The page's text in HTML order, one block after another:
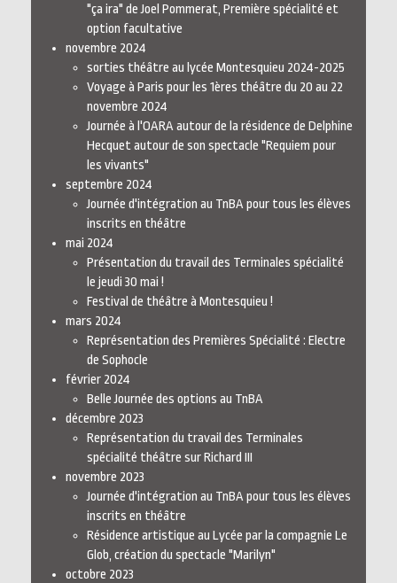
"ça ira" de Joel Pommerat, Première spécialité et
option facultative
novembre 2024
sorties théâtre au lycée Montesquieu 2024-2025
Voyage à Paris pour les 1ères théâtre du 20 au 22
novembre 2024
Journée à l'OARA autour de la résidence de Delphine
Hecquet autour de son spectacle "Requiem pour
les vivants"
septembre 2024
Journée d'intégration au TnBA pour tous les élèves
inscrits en théâtre
mai 2024
Présentation du travail des Terminales spécialité
le jeudi 30 mai !
Festival de théâtre à Montesquieu !
mars 2024
Représentation des Premières Spécialité : Electre
de Sophocle
février 2024
Belle Journée des options au TnBA
décembre 2023
Représentation du travail des Terminales
spécialité théâtre sur Richard III
novembre 2023
Journée d'intégration au TnBA pour tous les élèves
inscrits en théâtre
Résidence artistique au Lycée par la compagnie Le
Glob, création du spectacle "Marilyn"
octobre 2023